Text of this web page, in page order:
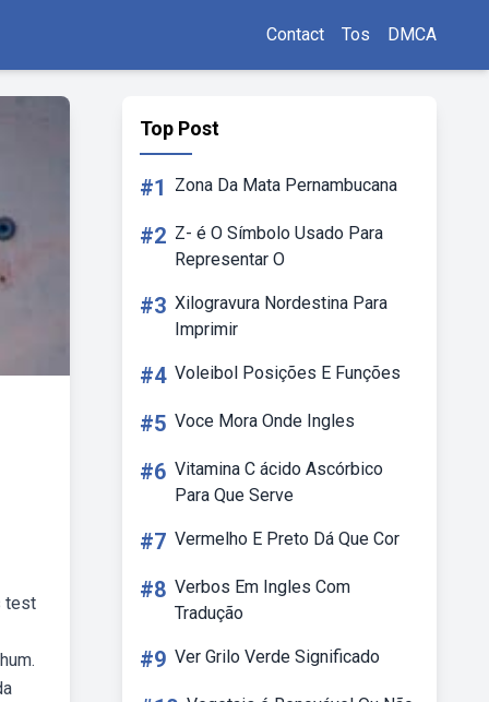
Contact Tos DMCA
test
Top Post
#1 Zona Da Mata Pernambucana
#2 Z- é O Símbolo Usado Para
Representar O
#3 Xilogravura Nordestina Para
Imprimir
#4 Voleibol Posições E Funções
#5 Voce Mora Onde Ingles
#6 Vitamina C ácido Ascórbico
Para Que Serve
#7 Vermelho E Preto Dá Que Cor
#8 Verbos Em Ingles Com
Tradução
#9 Ver Grilo Verde Significado